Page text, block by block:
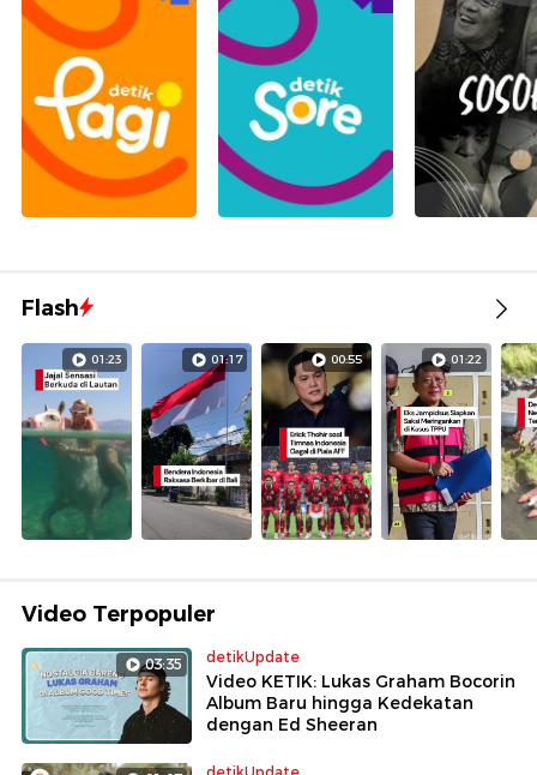
Flash
01:23 01:17 00:55 01:22
Video Terpopuler
03:35 detikUpdate
Video KETIK: Lukas Graham Bocorin
Album Baru hingga Kedekatan
dengan Ed Sheeran